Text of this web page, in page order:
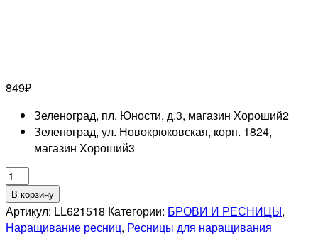
849₽
Зеленоград, пл. Юности, д.3, магазин Хороший2
Зеленоград, ул. Новокрюковская, корп. 1824,
магазин Хороший3
Количество
товара
Lash&Go
Черные
В корзину
Артикул: LL621518 Категории: БРОВИ И РЕСНИЦЫ,
Наращивание ресниц, Ресницы для наращивания